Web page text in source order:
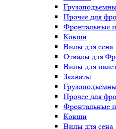
Прочее для
Фронтальные
Ковши
Вилы для сена
Отвалы для
Вилы для
Захваты
Прочее для
Фронтальные
Ковши
Вилы для сена